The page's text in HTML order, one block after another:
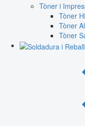
Tòner i
Tòner
Tòner
Tòner